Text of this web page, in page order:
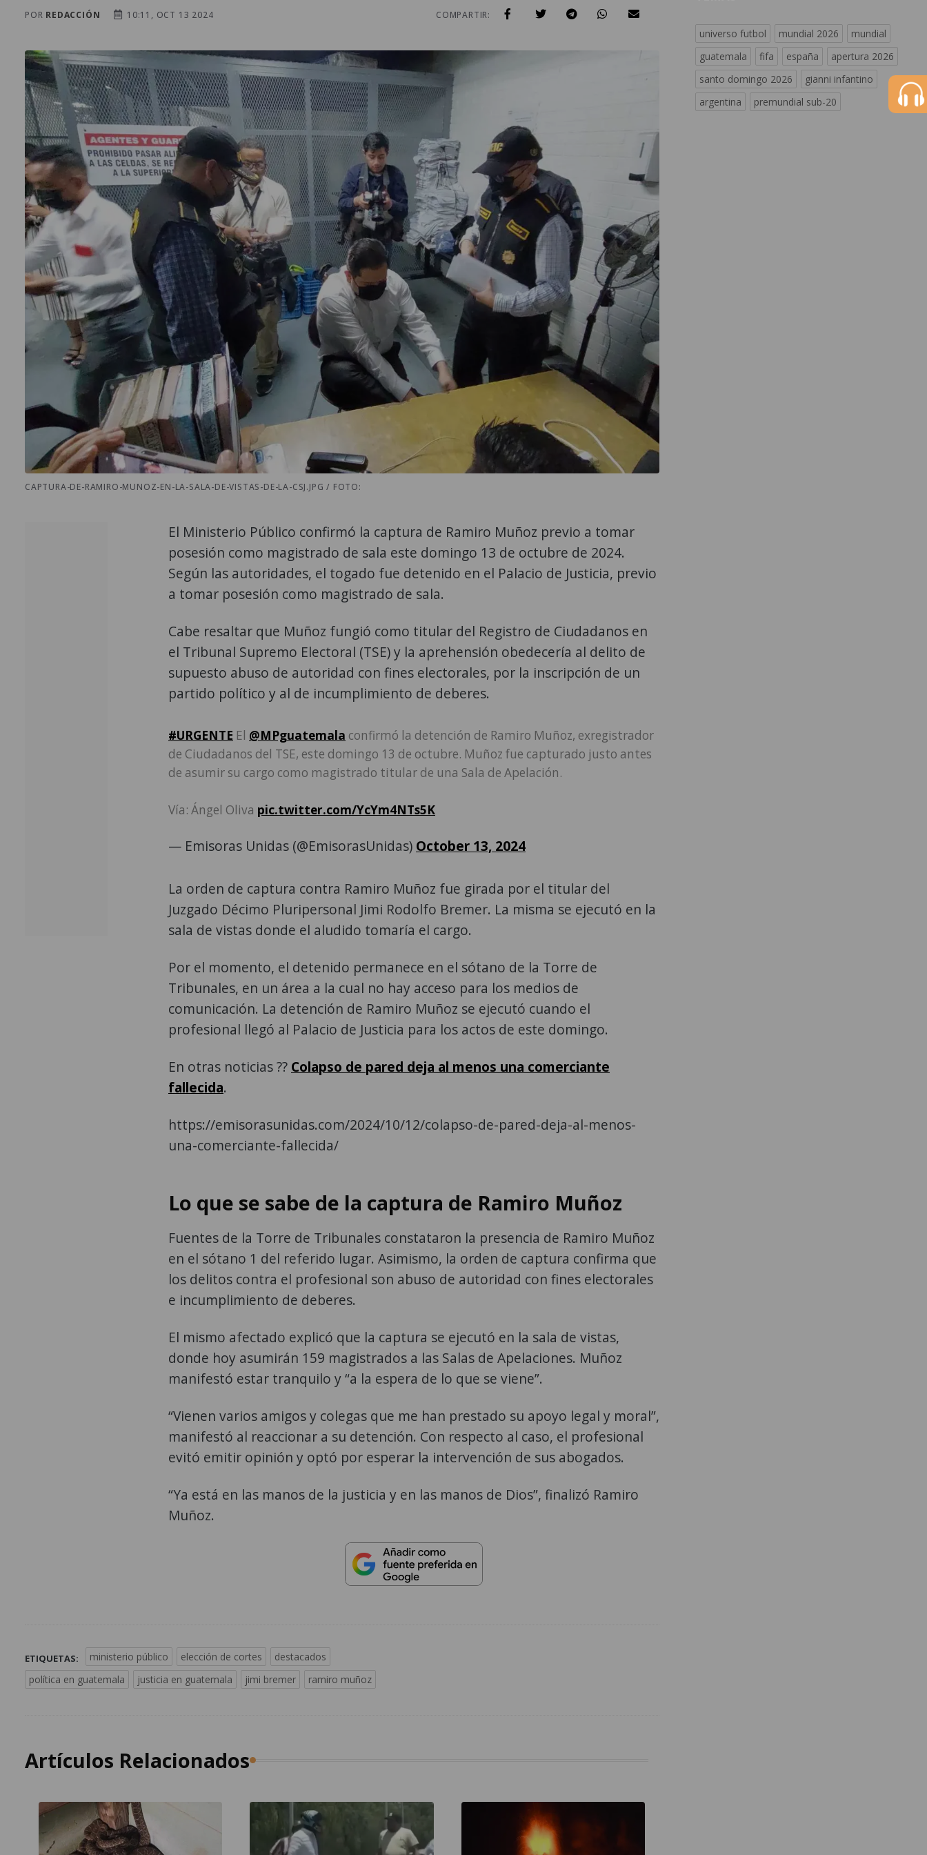
POR REDACCIÓN 10:11, OCT 13 2024 COMPARTIR:
CAPTURA-DE-RAMIRO-MUNOZ-EN-LA-SALA-DE-VISTAS-DE-LA-CSJ.JPG / FOTO:
El Ministerio Público confirmó la captura de Ramiro Muñoz previo a tomar
posesión como magistrado de sala este domingo 13 de octubre de 2024.
Según las autoridades, el togado fue detenido en el Palacio de Justicia, previo
a tomar posesión como magistrado de sala.
Cabe resaltar que Muñoz fungió como titular del Registro de Ciudadanos en
el Tribunal Supremo Electoral (TSE) y la aprehensión obedecería al delito de
supuesto abuso de autoridad con fines electorales, por la inscripción de un
partido político y al de incumplimiento de deberes.
#URGENTE El @MPguatemala confirmó la detención de Ramiro Muñoz, exregistrador
de Ciudadanos del TSE, este domingo 13 de octubre. Muñoz fue capturado justo antes
de asumir su cargo como magistrado titular de una Sala de Apelación.
Vía: Ángel Oliva pic.twitter.com/YcYm4NTs5K
— Emisoras Unidas (@EmisorasUnidas) October 13, 2024
La orden de captura contra Ramiro Muñoz fue girada por el titular del
Juzgado Décimo Pluripersonal Jimi Rodolfo Bremer. La misma se ejecutó en la
sala de vistas donde el aludido tomaría el cargo.
Por el momento, el detenido permanece en el sótano de la Torre de
Tribunales, en un área a la cual no hay acceso para los medios de
comunicación. La detención de Ramiro Muñoz se ejecutó cuando el
profesional llegó al Palacio de Justicia para los actos de este domingo.
En otras noticias ?? Colapso de pared deja al menos una comerciante
fallecida.
https://emisorasunidas.com/2024/10/12/colapso-de-pared-deja-al-menos-
una-comerciante-fallecida/
Lo que se sabe de la captura de Ramiro Muñoz
Fuentes de la Torre de Tribunales constataron la presencia de Ramiro Muñoz
en el sótano 1 del referido lugar. Asimismo, la orden de captura confirma que
los delitos contra el profesional son abuso de autoridad con fines electorales
e incumplimiento de deberes.
El mismo afectado explicó que la captura se ejecutó en la sala de vistas,
donde hoy asumirán 159 magistrados a las Salas de Apelaciones. Muñoz
manifestó estar tranquilo y “a la espera de lo que se viene”.
“Vienen varios amigos y colegas que me han prestado su apoyo legal y moral”,
manifestó al reaccionar a su detención. Con respecto al caso, el profesional
evitó emitir opinión y optó por esperar la intervención de sus abogados.
“Ya está en las manos de la justicia y en las manos de Dios”, finalizó Ramiro
Muñoz.
ETIQUETAS: ministerio público elección de cortes
destacados
política en guatemala
justicia en guatemala jimi bremer ramiro muñoz
Artículos Relacionados
universo futbol mundial 2026
mundial
guatemala
fifa españa
apertura 2026
santo domingo 2026
gianni infantino
argentina
premundial sub-20